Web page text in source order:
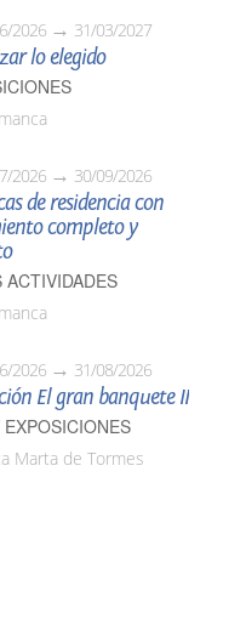
2026 31/03/2027
lo elegido
2026 30/09/2026
de residencia con
completo y
ACTIVIDADES
2026 31/08/2026
El gran banquete II
Marta de Tormes